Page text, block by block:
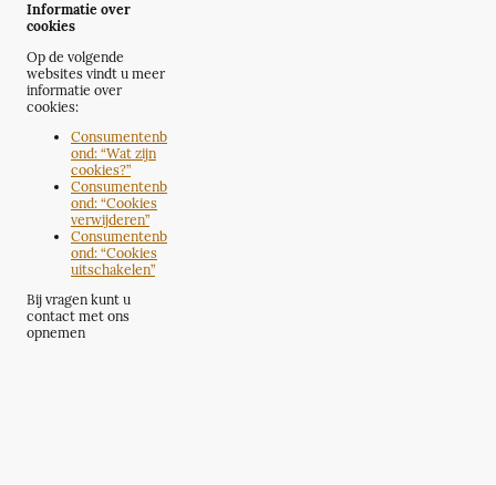
Informatie over
cookies
Op de volgende
websites vindt u meer
informatie over
cookies:
Consumentenb
ond: “Wat zijn
cookies?”
Consumentenb
ond: “Cookies
verwijderen”
Consumentenb
ond: “Cookies
uitschakelen”
Bij vragen kunt u
contact met ons
opnemen